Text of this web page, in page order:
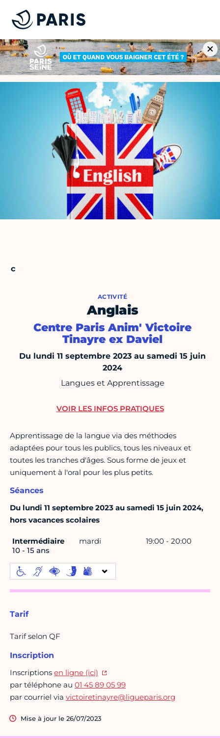
ACTIVITÉ
Anglais
Centre Paris Anim' Victoire
Tinayre ex Daviel
Du lundi 11 septembre 2023 au samedi 15 juin
2024
Langues et Apprentissage
Apprentissage de la langue via des méthodes
adaptées pour tous les publics, tous les niveaux et
toutes les tranches d'âges. Sous forme de jeux et
uniquement à l'oral pour les plus petits.
Séances
Du lundi 11 septembre 2023 au samedi 15 juin 2024,
hors vacances scolaires
Intermédiaire
10 - 15 ans
mardi 19:00 - 20:00
Tarif
Tarif selon QF
Inscription
Inscriptions en ligne (ici)
par téléphone au 01 45 89 05 99
par courriel via victoiretinayre@ligueparis.org
Mise à jour le 26/07/2023
VOIR LES INFOS PRATIQUES